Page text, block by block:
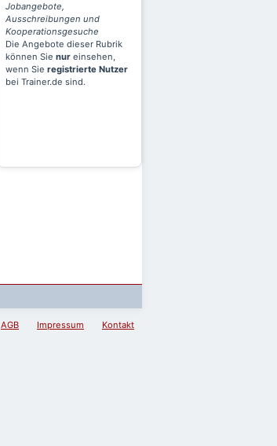
Jobangebote,
Ausschreibungen und
Kooperationsgesuche
Die Angebote dieser Rubrik
können Sie nur einsehen,
wenn Sie registrierte Nutzer
bei Trainer.de sind.
AGB Impressum Kontakt